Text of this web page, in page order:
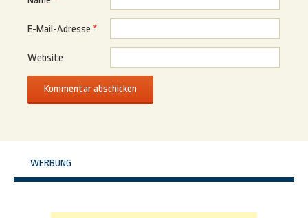
E-Mail-Adresse *
Website
WERBUNG